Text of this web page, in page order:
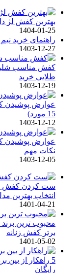
بهترین کفش لژ دار زنانه
1404-01-25
راهنمای خرید نیم
1403-12-27
طلایی خرید
1403-12-19
عوارض پوشیدن
15 مورد)
1403-12-12
نکات مهم
1403-12-05
انتخاب بهترین
1401-04-21
برتر کفش زنانه
1401-05-02
5 راهکار از بین
رایگان